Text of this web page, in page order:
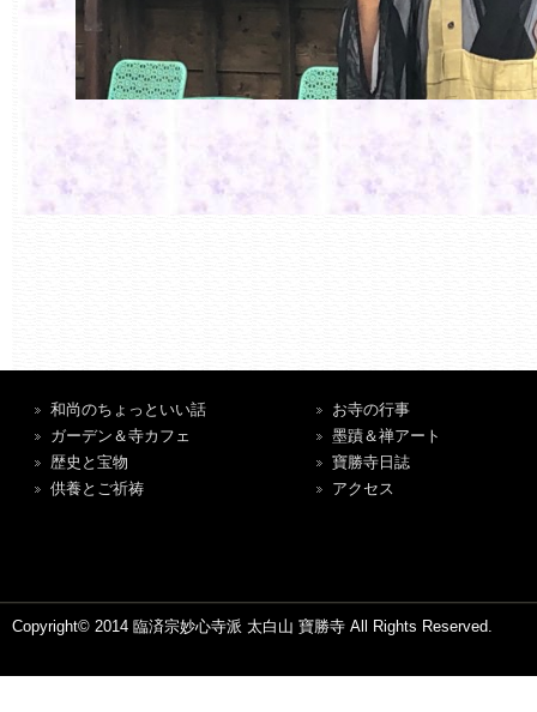
和尚のちょっといい話
ガーデン＆寺カフェ
歴史と宝物
供養とご祈祷
お寺の行事
墨蹟＆禅アート
寶勝寺日誌
アクセス
Copyright© 2014 臨済宗妙心寺派 太白山 寶勝寺 All Rights Reserved.